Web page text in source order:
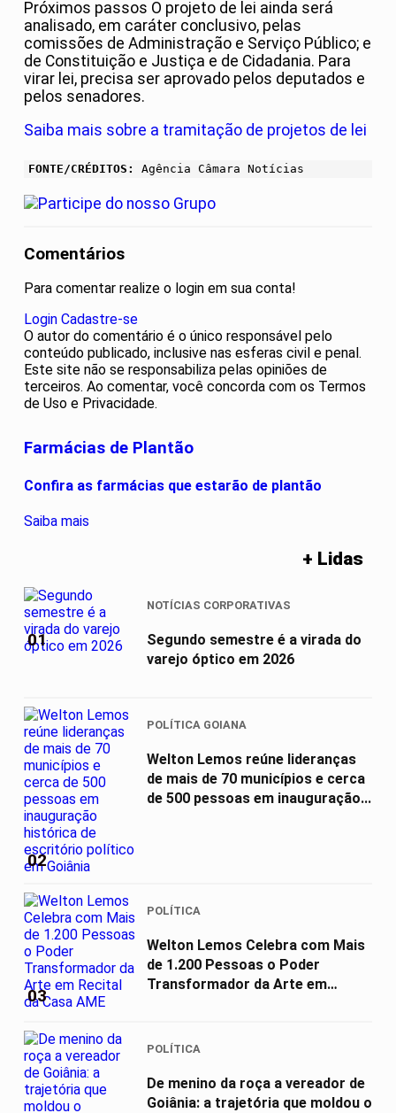
Próximos passos O projeto de lei ainda será
analisado, em caráter conclusivo, pelas
comissões de Administração e Serviço Público; e
de Constituição e Justiça e de Cidadania. Para
virar lei, precisa ser aprovado pelos deputados e
pelos senadores.
Saiba mais sobre a tramitação de projetos de lei
FONTE/CRÉDITOS: Agência Câmara Notícias
Comentários
Para comentar realize o login em sua conta!
Login Cadastre-se
O autor do comentário é o único responsável pelo
conteúdo publicado, inclusive nas esferas civil e penal.
Este site não se responsabiliza pelas opiniões de
terceiros. Ao comentar, você concorda com os Termos
de Uso e Privacidade.
Farmácias de Plantão
Confira as farmácias que estarão de plantão
Saiba mais
+ Lidas
01
NOTÍCIAS CORPORATIVAS
Segundo semestre é a virada do
varejo óptico em 2026
02
POLÍTICA GOIANA
Welton Lemos reúne lideranças
de mais de 70 municípios e cerca
de 500 pessoas em inauguração...
03
POLÍTICA
Welton Lemos Celebra com Mais
de 1.200 Pessoas o Poder
Transformador da Arte em
POLÍTICA
De menino da roça a vereador de
Goiânia: a trajetória que moldou o